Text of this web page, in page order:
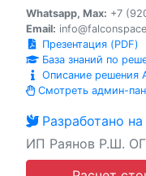
Whatsapp, Max: +7
Email:
Презентация (PDF)
База знаний по
Описание решения
Смотреть админ-
Разработано
ИП Раянов Р.Ш.